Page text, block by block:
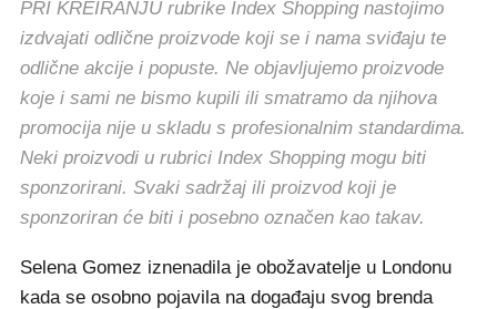
PRI KREIRANJU rubrike Index Shopping nastojimo
izdvajati odlične proizvode koji se i nama sviđaju te
odlične akcije i popuste. Ne objavljujemo proizvode
koje i sami ne bismo kupili ili smatramo da njihova
promocija nije u skladu s profesionalnim standardima.
Neki proizvodi u rubrici Index Shopping mogu biti
sponzorirani. Svaki sadržaj ili proizvod koji je
sponzoriran će biti i posebno označen kao takav.
Selena Gomez iznenadila je obožavatelje u Londonu
kada se osobno pojavila na događaju svog brenda